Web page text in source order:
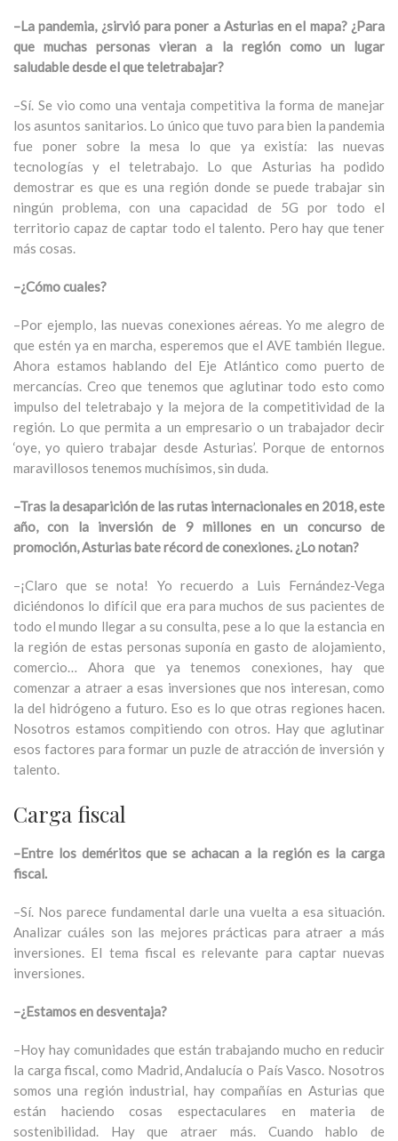
–La pandemia, ¿sirvió para poner a Asturias en el mapa? ¿Para
que muchas personas vieran a la región como un lugar
saludable desde el que teletrabajar?
–Sí. Se vio como una ventaja competitiva la forma de manejar
los asuntos sanitarios. Lo único que tuvo para bien la pandemia
fue poner sobre la mesa lo que ya existía: las nuevas
tecnologías y el teletrabajo. Lo que Asturias ha podido
demostrar es que es una región donde se puede trabajar sin
ningún problema, con una capacidad de 5G por todo el
territorio capaz de captar todo el talento. Pero hay que tener
más cosas.
–¿Cómo cuales?
–Por ejemplo, las nuevas conexiones aéreas. Yo me alegro de
que estén ya en marcha, esperemos que el AVE también llegue.
Ahora estamos hablando del Eje Atlántico como puerto de
mercancías. Creo que tenemos que aglutinar todo esto como
impulso del teletrabajo y la mejora de la competitividad de la
región. Lo que permita a un empresario o un trabajador decir
‘oye, yo quiero trabajar desde Asturias’. Porque de entornos
maravillosos tenemos muchísimos, sin duda.
–Tras la desaparición de las rutas internacionales en 2018, este
año, con la inversión de 9 millones en un concurso de
promoción, Asturias bate récord de conexiones. ¿Lo notan?
–¡Claro que se nota! Yo recuerdo a Luis Fernández-Vega
diciéndonos lo difícil que era para muchos de sus pacientes de
todo el mundo llegar a su consulta, pese a lo que la estancia en
la región de estas personas suponía en gasto de alojamiento,
comercio… Ahora que ya tenemos conexiones, hay que
comenzar a atraer a esas inversiones que nos interesan, como
la del hidrógeno a futuro. Eso es lo que otras regiones hacen.
Nosotros estamos compitiendo con otros. Hay que aglutinar
esos factores para formar un puzle de atracción de inversión y
talento.
Carga fiscal
–Entre los deméritos que se achacan a la región es la carga
fiscal.
–Sí. Nos parece fundamental darle una vuelta a esa situación.
Analizar cuáles son las mejores prácticas para atraer a más
inversiones. El tema fiscal es relevante para captar nuevas
inversiones.
–¿Estamos en desventaja?
–Hoy hay comunidades que están trabajando mucho en reducir
la carga fiscal, como Madrid, Andalucía o País Vasco. Nosotros
somos una región industrial, hay compañías en Asturias que
están haciendo cosas espectaculares en materia de
sostenibilidad. Hay que atraer más. Cuando hablo de